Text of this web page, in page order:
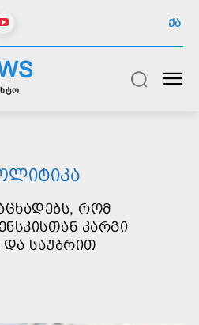
ᲥᲐ
ᲠᲝᲛ
ᲙᲐᲠᲒᲘ
ᲡᲐᲣᲑᲠᲘᲗ